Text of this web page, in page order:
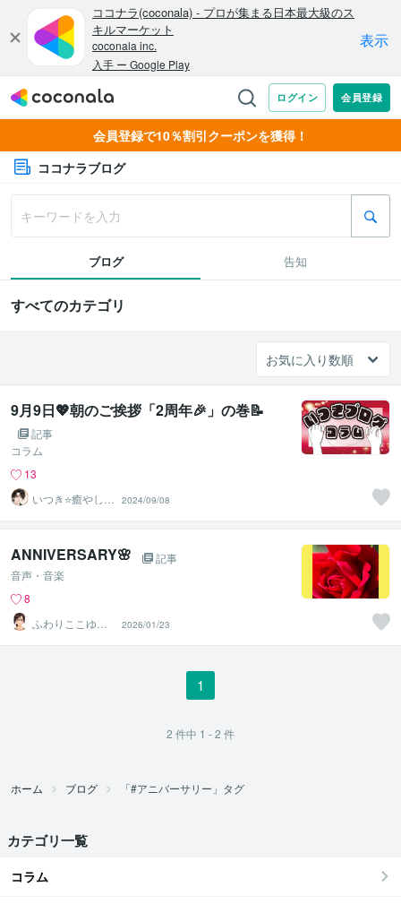
会員登録で10％割引クーポンを獲得！
ココナラブログ
ブログ 告知
すべてのカテゴリ
9月9日💖朝のご挨拶「2周年🎉」の巻📝
記事
コラム
13
いつき⭐️癒やし声
のお話相手
2024/09/08
ANNIVERSARY🌸
記事
音声・音楽
8
ふわりここゆら
り❤️✨癒しタイ
ム相談室
2026/01/23
1
2 件中 1 - 2 件
ホーム ブログ 「#アニバーサリー」タグ
カテゴリ一覧
コラム